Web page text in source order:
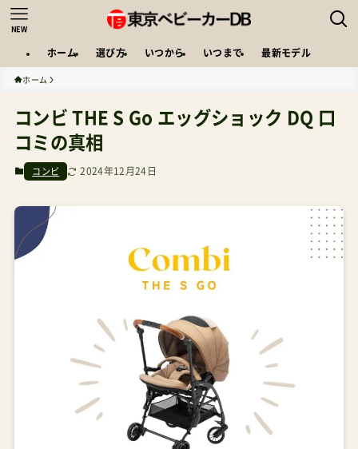
NEW
ホーム 選び方 いつから いつまで 最新モデル
ホーム
コンビ THE S Go エッグショック DQ 口
コミの真相
コンビ 2024年12月24日